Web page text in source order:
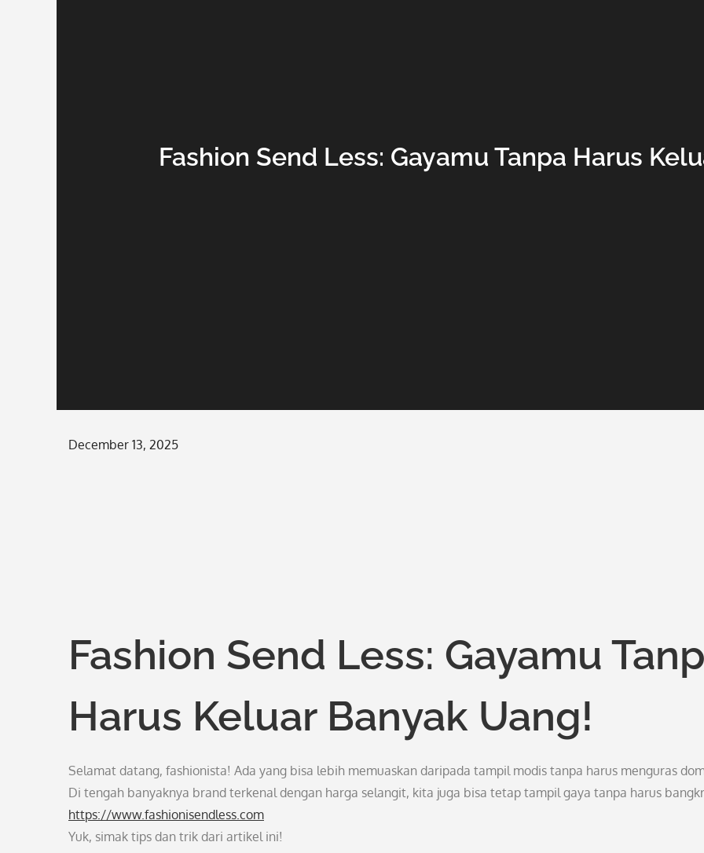
Fashion Send Less: Gayamu Tanpa Harus
Posted
December 13, 2025
Fashion Send Less: Gayamu
Harus Keluar Banyak Uang!
Selamat datang, fashionista! Ada yang bisa lebih memuaskan daripada tampil modis tanpa harus menguras
Di tengah banyaknya brand terkenal dengan harga selangit, kita juga bisa tetap tampil gaya tanpa harus
https://www.fashionisendless.com
Yuk, simak tips dan trik dari artikel ini!